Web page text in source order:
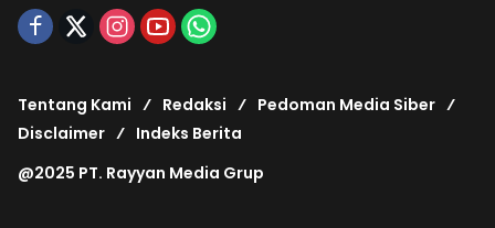
Tentang Kami Redaksi
Pedoman Media Siber
Disclaimer
Indeks Berita
@2025 PT. Rayyan Media Grup